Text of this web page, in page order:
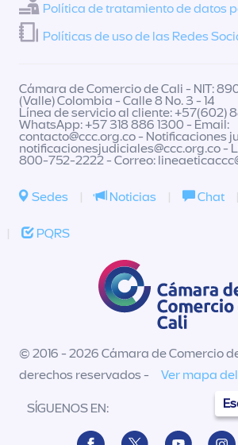
Política de tratamiento de datos
Políticas de uso de las Redes
Cámara de Comercio de Cali - NIT:
(Valle) Colombia - Calle 8 No. 3 - 14
Línea de servicio al cliente: +57(602)
WhatsApp: +57 318 886 1300 - Email:
contacto@ccc.org.co- Notificaciones
notificacionesjudiciales@ccc.org.co-
800-752-2222 - Correo:
Sedes | Noticias | Chat |
| PQRS
© 2016 - 2026 Cámara de Comercio
derechos reservados -
Ver mapa
SÍGUENOS EN: